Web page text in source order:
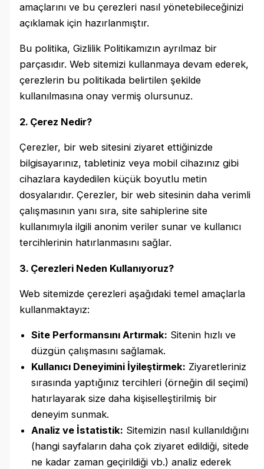
amaçlarını ve bu çerezleri nasıl yönetebileceğinizi
açıklamak için hazırlanmıştır.
Bu politika, Gizlilik Politikamızın ayrılmaz bir
parçasıdır. Web sitemizi kullanmaya devam ederek,
çerezlerin bu politikada belirtilen şekilde
kullanılmasına onay vermiş olursunuz.
2. Çerez Nedir?
Çerezler, bir web sitesini ziyaret ettiğinizde
bilgisayarınız, tabletiniz veya mobil cihazınız gibi
cihazlara kaydedilen küçük boyutlu metin
dosyalarıdır. Çerezler, bir web sitesinin daha verimli
çalışmasının yanı sıra, site sahiplerine site
kullanımıyla ilgili anonim veriler sunar ve kullanıcı
tercihlerinin hatırlanmasını sağlar.
3. Çerezleri Neden Kullanıyoruz?
Web sitemizde çerezleri aşağıdaki temel amaçlarla
kullanmaktayız:
Site Performansını Artırmak: Sitenin hızlı ve
düzgün çalışmasını sağlamak.
Kullanıcı Deneyimini İyileştirmek: Ziyaretleriniz
sırasında yaptığınız tercihleri (örneğin dil seçimi)
hatırlayarak size daha kişiselleştirilmiş bir
deneyim sunmak.
Analiz ve İstatistik: Sitemizin nasıl kullanıldığını
(hangi sayfaların daha çok ziyaret edildiği, sitede
ne kadar zaman geçirildiği vb.) analiz ederek